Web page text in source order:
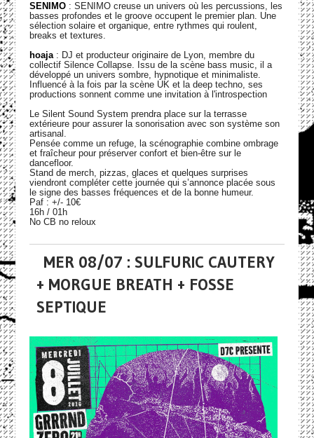
SENIMO: SENIMO creuse un univers où les percussions, les
basses profondes et le groove occupent le premier plan. Une
sélection solaire et organique, entre rythmes qui roulent,
breaks et textures.
hoaja: DJ et producteur originaire de Lyon, membre du
collectif Silence Collapse. Issu de la scène bass music, il a
développé un univers sombre, hypnotique et minimaliste.
Influencé à la fois par la scène UK et la deep techno, ses
productions sonnent comme une invitation à l'introspection
Le Silent Sound System prendra place sur la terrasse
extérieure pour assurer la sonorisation avec son système son
artisanal.
Pensée comme un refuge, la scénographie combine ombrage
et fraîcheur pour préserver confort et bien-être sur le
dancefloor.
Stand de merch, pizzas, glaces et quelques surprises
viendront compléter cette journée qui s’annonce placée sous
le signe des basses fréquences et de la bonne humeur.
Paf : +/- 10€
16h / 01h
No CB no reloux
MER 08/07 : SULFURIC CAUTERY
+ MORGUE BREATH + FOSSE
SEPTIQUE